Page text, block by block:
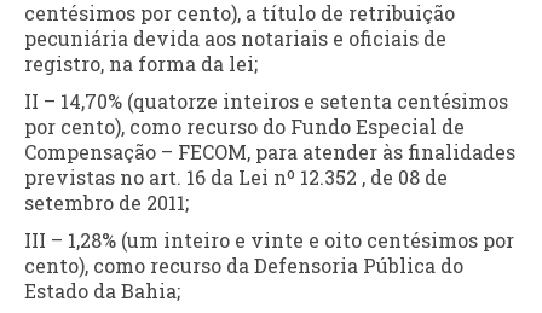
centésimos por cento), a título de retribuição
pecuniária devida aos notariais e oficiais de
registro, na forma da lei;
II – 14,70% (quatorze inteiros e setenta centésimos
por cento), como recurso do Fundo Especial de
Compensação – FECOM, para atender às finalidades
previstas no art. 16 da Lei nº 12.352 , de 08 de
setembro de 2011;
III – 1,28% (um inteiro e vinte e oito centésimos por
cento), como recurso da Defensoria Pública do
Estado da Bahia;